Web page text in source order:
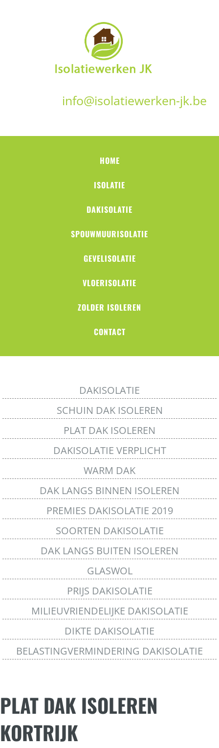
info@isolatiewerken-jk.be
HOME
ISOLATIE
DAKISOLATIE
SPOUWMUURISOLATIE
GEVELISOLATIE
VLOERISOLATIE
ZOLDER ISOLEREN
CONTACT
DAKISOLATIE
SCHUIN DAK ISOLEREN
PLAT DAK ISOLEREN
DAKISOLATIE VERPLICHT
WARM DAK
DAK LANGS BINNEN ISOLEREN
PREMIES DAKISOLATIE 2019
SOORTEN DAKISOLATIE
DAK LANGS BUITEN ISOLEREN
GLASWOL
PRIJS DAKISOLATIE
MILIEUVRIENDELIJKE DAKISOLATIE
DIKTE DAKISOLATIE
BELASTINGVERMINDERING DAKISOLATIE
PLAT DAK ISOLEREN
KORTRIJK